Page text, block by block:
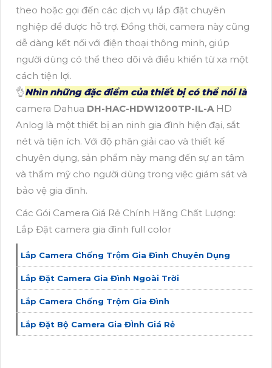
theo hoặc gọi đến các dịch vụ lắp đặt chuyên
nghiệp để được hỗ trợ. Đồng thời, camera này cũng
dễ dàng kết nối với điện thoại thông minh, giúp
người dùng có thể theo dõi và điều khiển từ xa một
cách tiện lợi.
👌Nhìn những đặc điểm của thiết bị có thể nói là
camera Dahua DH-HAC-HDW1200TP-IL-AHD
Anlog là một thiết bị an ninh gia đình hiện đại, sắt
nét và tiện ích. Với độ phân giải cao và thiết kế
chuyên dụng, sản phẩm này mang đến sự an tâm
và thẩm mỹ cho người dùng trong việc giám sát và
bảo vệ gia đình.
Các Gói Camera Giá Rẻ Chính Hãng Chất Lượng:
Lắp Đặt camera gia đình full color
Lắp Camera Chống Trộm Gia Đình Chuyên Dụng
Lắp Đặt Camera Gia Đình Ngoài Trời
Lắp Camera Chống Trộm Gia Đình
Lắp Đặt Bộ Camera Gia ĐÌnh Giá Rẻ